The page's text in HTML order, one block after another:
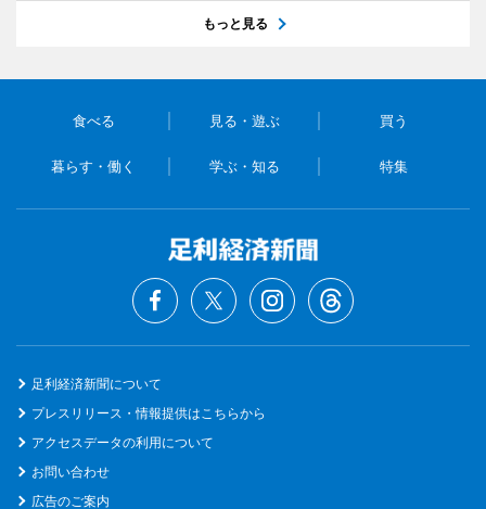
もっと見る
食べる 見る・遊ぶ 買う
暮らす・働く 学ぶ・知る 特集
足利経済新聞について
プレスリリース・情報提供はこちらから
アクセスデータの利用について
お問い合わせ
広告のご案内